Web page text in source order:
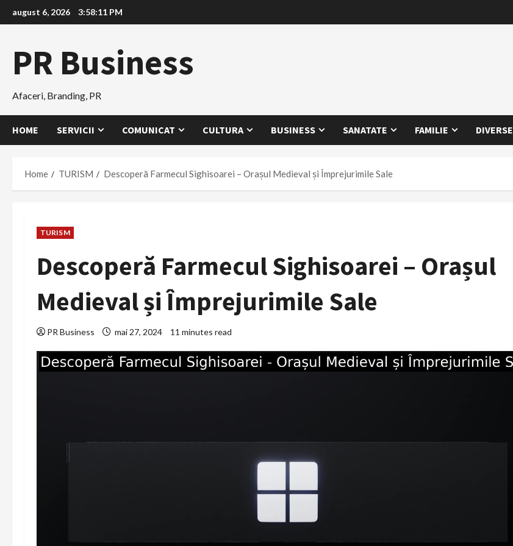
to
august 6, 2026 3:58:12 PM
PR Business
Afaceri, Branding, PR
HOME SERVICII COMUNICAT CULTURA BUSINESS SANATATE FAMILIE DIVERSE
Home TURISM Descoperă Farmecul Sighisoarei – Orașul Medieval și Împrejurimile Sale
TURISM
Descoperă Farmecul Sighisoarei – Orașul
Medieval și Împrejurimile Sale
PR Business mai 27, 2024 11 minutes read